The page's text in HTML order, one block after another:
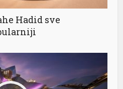
Hadid sve